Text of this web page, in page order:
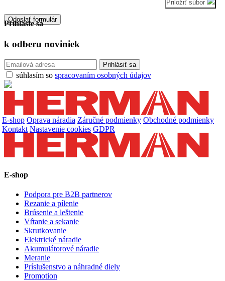
Priložiť súbor
Odoslať formulár
Prihláste sa
k odberu noviniek
súhlasím so spracovaním osobných údajov
E-shop Oprava náradia Záručné podmienky Obchodné podmienky
Kontakt Nastavenie cookies GDPR
E-shop
Podpora pre B2B partnerov
Rezanie a pílenie
Brúsenie a leštenie
Vŕtanie a sekanie
Skrutkovanie
Elektrické náradie
Akumulátorové náradie
Meranie
Príslušenstvo a náhradné diely
Promotion